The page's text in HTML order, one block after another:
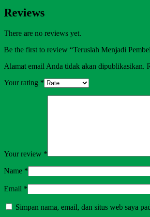
Reviews
There are no reviews yet.
Be the first to review “Teruslah Menjadi
Alamat email Anda tidak akan dipublikasikan.
Your rating *
Your review *
Name *
Email *
Simpan nama, email, dan situs web saya